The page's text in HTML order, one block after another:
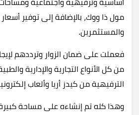
اساسية وترفيهية واجتماعية
مول ذا ووك، بالإضافة إلى توفير أسعار
والمستثمرين.
فعملت على ضمان الزوار وترددهم
من كل الأنواع التجارية والإدارية
الترفيهية من كيدز أريا وألعاب
وهذا كله تم إنشاءه على مساحة كبيرة